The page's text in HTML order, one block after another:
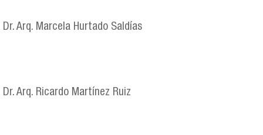
Dr. Arq. Marcela Hurtado Saldías
Dr. Arq. Ricardo Martínez Ruiz